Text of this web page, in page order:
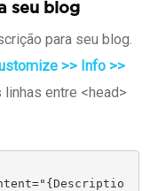
seu blog
para seu blog.
>> Info >>
entre <head>